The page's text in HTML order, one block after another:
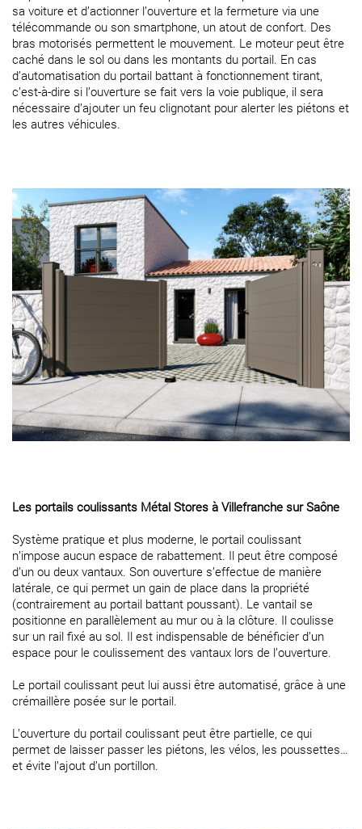
sa voiture et d’actionner l’ouverture et la fermeture via une
télécommande ou son smartphone, un atout de confort. Des
bras motorisés permettent le mouvement. Le moteur peut être
caché dans le sol ou dans les montants du portail. En cas
d’automatisation du portail battant à fonctionnement tirant,
c’est-à-dire si l’ouverture se fait vers la voie publique, il sera
nécessaire d’ajouter un feu clignotant pour alerter les piétons et
les autres véhicules.
Les portails coulissants Métal Stores à Villefranche sur Saône
Système pratique et plus moderne, le portail coulissant
n’impose aucun espace de rabattement. Il peut être composé
d’un ou deux vantaux. Son ouverture s’effectue de manière
latérale, ce qui permet un gain de place dans la propriété
(contrairement au portail battant poussant). Le vantail se
positionne en parallèlement au mur ou à la clôture. Il coulisse
sur un rail fixé au sol. Il est indispensable de bénéficier d’un
espace pour le coulissement des vantaux lors de l’ouverture.
Le portail coulissant peut lui aussi être automatisé, grâce à une
crémaillère posée sur le portail.
L’ouverture du portail coulissant peut être partielle, ce qui
permet de laisser passer les piétons, les vélos, les poussettes…
et évite l’ajout d’un portillon.